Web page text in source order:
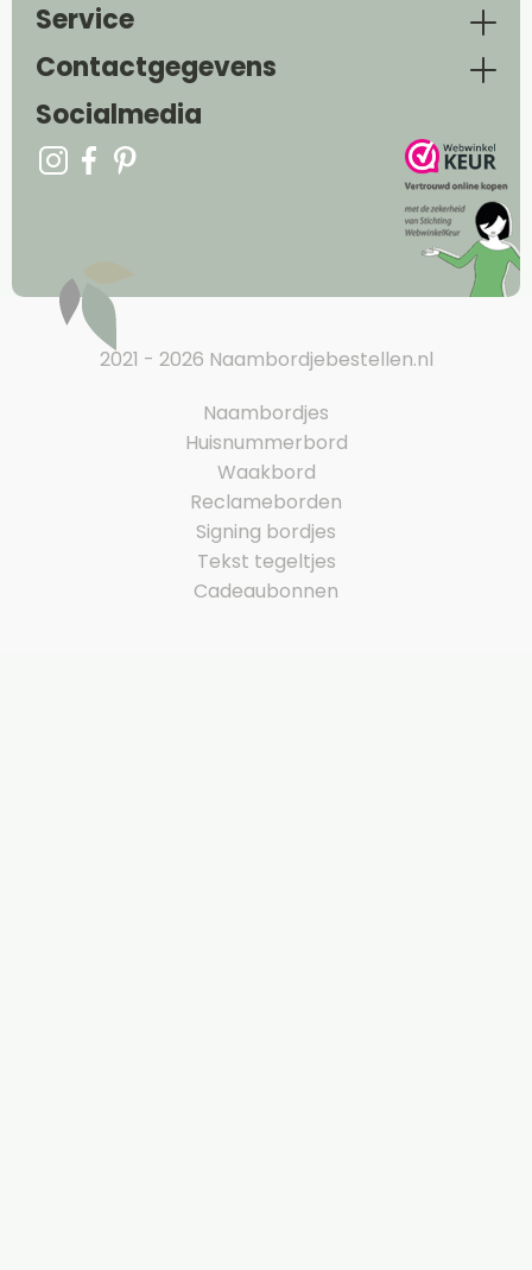
Service
Contactgegevens
Socialmedia
2021 - 2026 Naambordjebestellen.nl
Naambordjes
Huisnummerbord
Waakbord
Reclameborden
Signing bordjes
Tekst tegeltjes
Cadeaubonnen